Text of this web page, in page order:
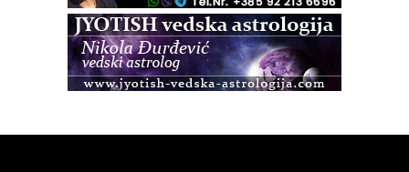
Zagreb+Online
Osnovni ThetaHealing® tečaj, Zagreb i Online
Access BARS®, otpusti stres